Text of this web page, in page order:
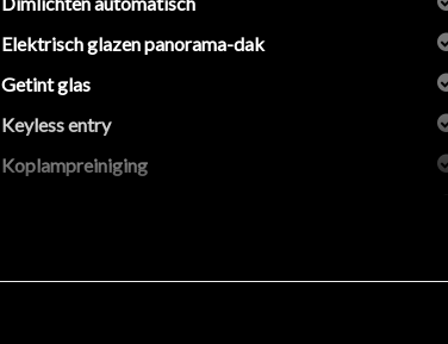
Elektrisch glazen panorama-dak
Getint glas
Keyless entry
Koplampreiniging
Led koplampen